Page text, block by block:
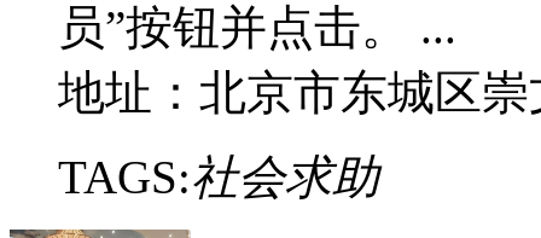
员”按钮并点击。 ...
地址：北京市东城区
TAGS:社会求助